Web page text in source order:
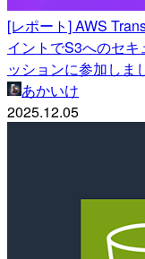
[レポート] AWS
イントでS3へのセ
ッションに参加しま
あかいけ
2025.12.05